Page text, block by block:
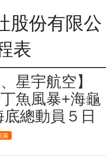
股份有限公
表
星宇航空】
魚風暴+海龜
總動員５日
滿